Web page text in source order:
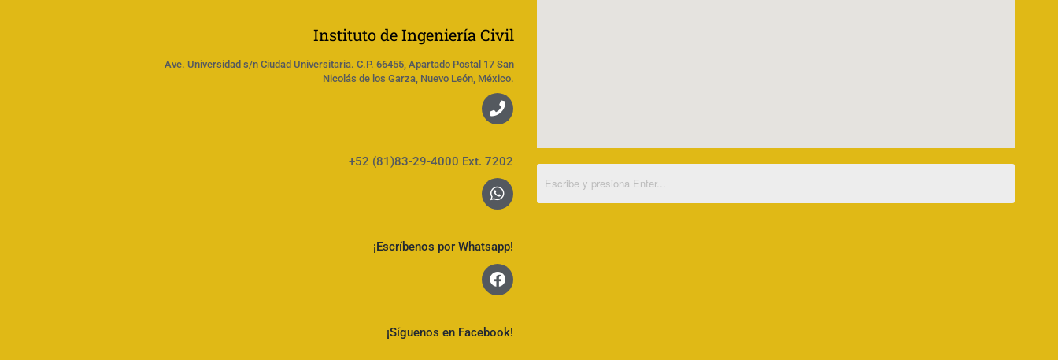
Instituto de Ingeniería Civil
Ave. Universidad s/n Ciudad Universitaria. C.P. 66455, Apartado Postal 17 San
Nicolás de los Garza, Nuevo León, México.
+52 (81)83-29-4000 Ext. 7202
¡Escríbenos por Whatsapp!
¡Síguenos en Facebook!